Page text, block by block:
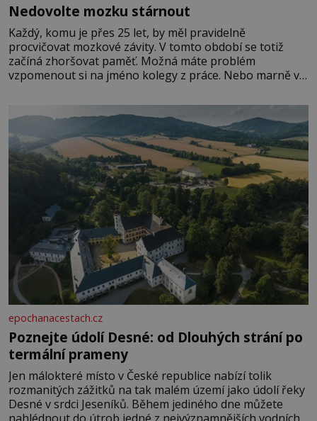
Nedovolte mozku stárnout
Každý, komu je přes 25 let, by měl pravidelně
procvičovat mozkové závity. V tomto období se totiž
začíná zhoršovat paměť. Možná máte problém
vzpomenout si na jméno kolegy z práce. Nebo marně v
Je to opravdu tak, s věkem jako kdyby se paměť
rozhodla stávkovat. Cvičte
epochanacestach.cz
Poznejte údolí Desné: od Dlouhých strání po
termální prameny
Jen málokteré místo v České republice nabízí tolik
rozmanitých zážitků na tak malém území jako údolí řeky
Desné v srdci Jeseníků. Během jediného dne můžete